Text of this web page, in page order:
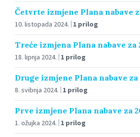
Četvrte izmjene Plana nabave
10. listopada 2024. 1 prilog
Treće izmjena Plana nabave za
18. lipnja 2024. 1 prilog
Druge izmjene Plana nabave
8. svibnja 2024. 1 prilog
Prve izmjene Plana nabave za
1. ožujka 2024. 1 prilog